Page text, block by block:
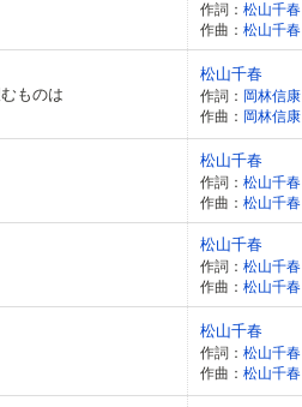
作詞： 松山千春
作曲： 松山千春
ものは
松山千春
作詞： 岡林信康
作曲： 岡林信康
松山千春
作詞： 松山千春
作曲： 松山千春
松山千春
作詞： 松山千春
作曲： 松山千春
松山千春
作詞： 松山千春
作曲： 松山千春